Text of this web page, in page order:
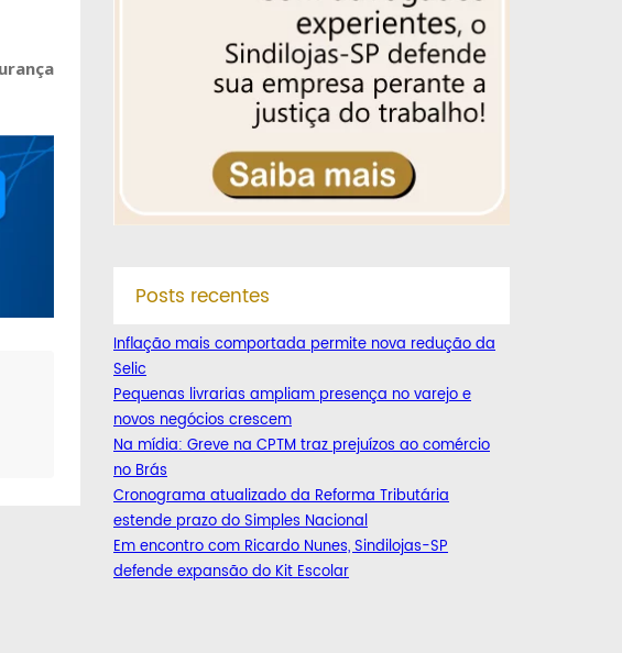
Posts recentes
Inflação mais comportada permite nova redução da
Selic
Pequenas livrarias ampliam presença no varejo e
novos negócios crescem
Na mídia: Greve na CPTM traz prejuízos ao comércio
no Brás
Cronograma atualizado da Reforma Tributária
estende prazo do Simples Nacional
Em encontro com Ricardo Nunes, Sindilojas-SP
defende expansão do Kit Escolar